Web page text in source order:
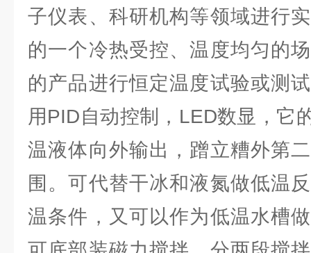
子仪表、科研机构等领域进行
的一个冷热受控、温度均匀的
的产品进行恒定温度试验或测
用PID自动控制，LED数显，它
温液体向外输出，蹭立糟外第
围。可代替干冰和液氮做低温
温条件，又可以作为低温水槽